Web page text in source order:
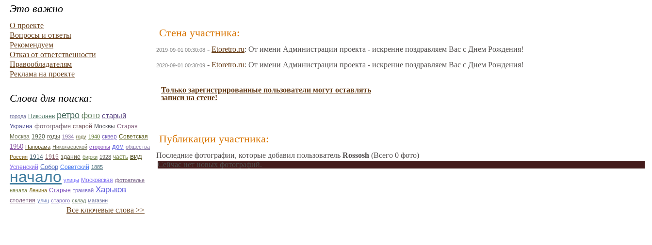
Это важно
О проекте
Вопросы и ответы
Рекомендуем
Отказ от ответственности
Правообладателям
Реклама на проекте
Слова для поиска:
города Николаев ретро фото старый
Украина фотография старой Москвы Старая
Москва 1920 годы 1934 году 1940 сквер Советская
1950 Панорама Николаевской стороны дом общества
Россия 1914 1915 здание биржи 1928 часть вид
Успенский Собор Советский 1885
начало улицы Московская фотоателье
начала Ленина Старые трамвай Харьков
столетия улиц старого склад магазин
Все ключевые слова >>
Стена участника:
2019-09-01 00:30:08 - Etoretro.ru: От имени Администрации проекта - искренне поздравляем Вас с Днем Рождения!
2020-09-01 00:30:09 - Etoretro.ru: От имени Администрации проекта - искренне поздравляем Вас с Днем Рождения!
Только зарегистрированные пользователи могут оставлять
записи на стене!
Публикации участника:
Последние фотографии, которые добавил пользователь Rossosh (Всего 0 фото)
Сейчас нет новых фотографий.